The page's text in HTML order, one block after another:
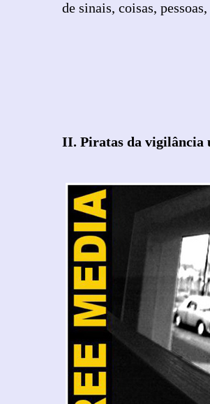
de sinais, coisas,
II. Piratas da vigilância